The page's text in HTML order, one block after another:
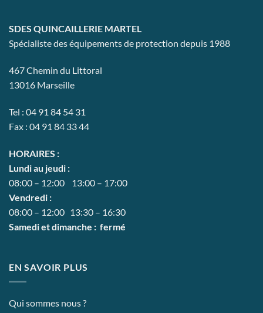
SDES QUINCAILLERIE MARTEL
Spécialiste des équipements de protection depuis 1988
467 Chemin du Littoral
13016 Marseille
Tel : 04 91 84 54 31
Fax : 04 91 84 33 44
HORAIRES :
Lundi au jeudi :
08:00 – 12:00 13:00 – 17:00
Vendredi :
08:00 – 12:00 13:30 – 16:30
Samedi et dimanche : fermé
EN SAVOIR PLUS
Qui sommes nous ?